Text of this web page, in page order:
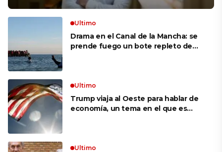
Ultimo
Drama en el Canal de la Mancha: se
prende fuego un bote repleto de
Ultimo
Trump viaja al Oeste para hablar de
economía, un tema en el que es
Ultimo